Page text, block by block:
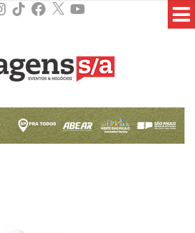
TikTokFacebook
X YouTube